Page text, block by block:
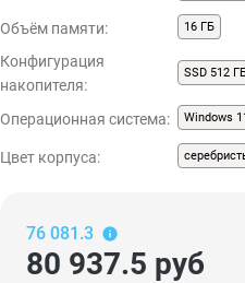
Объём памяти: 16 ГБ
Конфигурация
накопителя:
SSD 512
Операционная система: Windows
Цвет корпуса:
76 081.3
80 937.5 руб